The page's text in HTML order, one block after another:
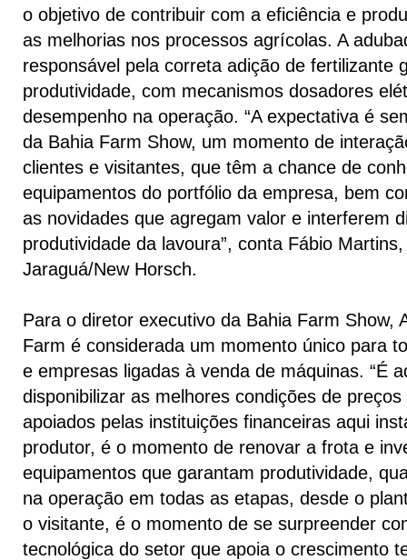
o objetivo de contribuir com a eficiência e
as melhorias nos processos agrícolas. A
responsável pela correta adição de fertilizante
produtividade, com mecanismos dosadores
desempenho na operação. “A expectativa é
da Bahia Farm Show, um momento de
clientes e visitantes, que têm a chance de
equipamentos do portfólio da empresa, bem
as novidades que agregam valor e interferem
produtividade da lavoura”, conta Fábio
Jaraguá/New Horsch.
Para o diretor executivo da Bahia Farm Show,
Farm é considerada um momento único para
e empresas ligadas à venda de máquinas. “É
disponibilizar as melhores condições de
apoiados pelas instituições financeiras aqui
produtor, é o momento de renovar a frota e
equipamentos que garantam produtividade,
na operação em todas as etapas, desde o
o visitante, é o momento de se surpreender
tecnológica do setor que apoia o crescimento